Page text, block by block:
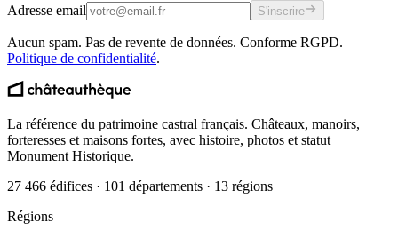
Adresse email S'inscrire
Aucun spam. Pas de revente de données. Conforme RGPD.
Politique de confidentialité.
La référence du patrimoine castral français. Châteaux, manoirs,
forteresses et maisons fortes, avec histoire, photos et statut
Monument Historique.
27 466 édifices · 101 départements · 13 régions
Régions